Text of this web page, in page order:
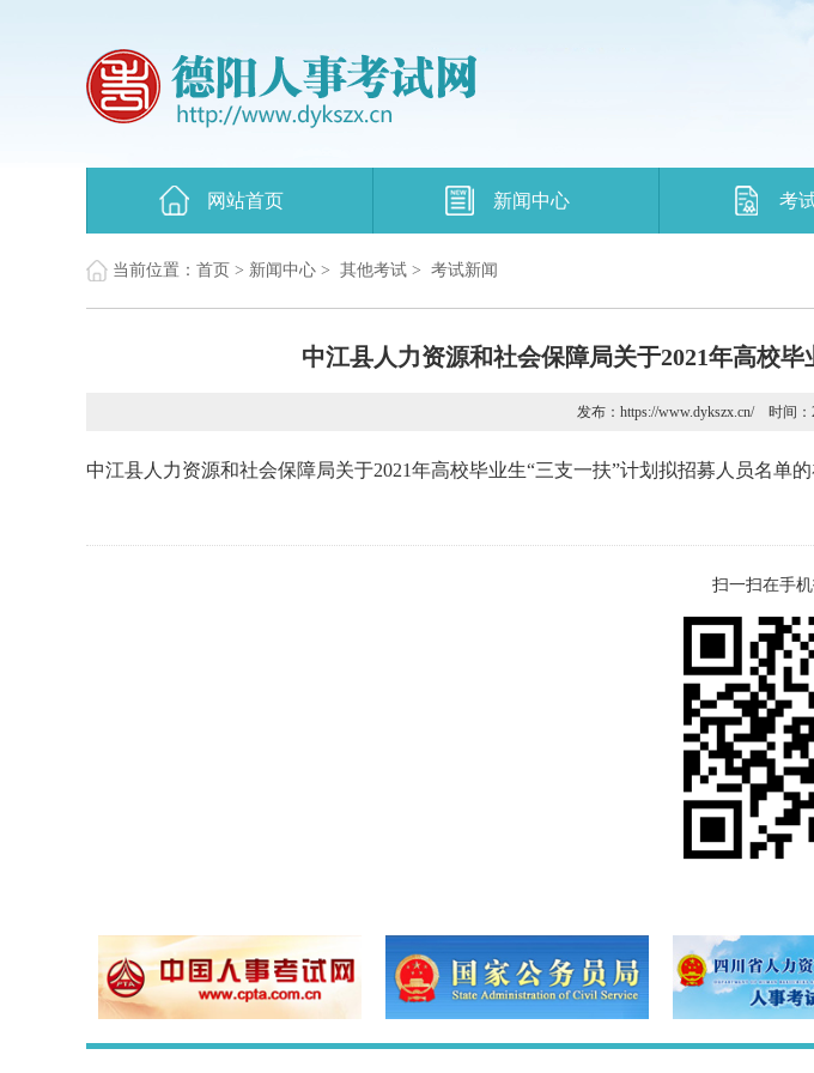
网站首页 新闻中心 考
当前位置： 首页 > 新闻中心 > 其他考试 > 考试新闻
中江县人力资源和社会保障局关于2021年高校
发布：https://www.dykszx.cn/ 时间
中江县人力资源和社会保障局关于2021年高校毕业生“三支一扶”计划拟招募人员名单
扫一扫在手